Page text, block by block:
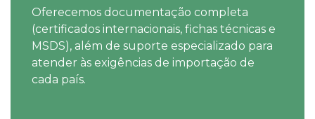
Oferecemos documentação completa
(certificados internacionais, fichas técnicas e
MSDS), além de suporte especializado para
atender às exigências de importação de
cada país.